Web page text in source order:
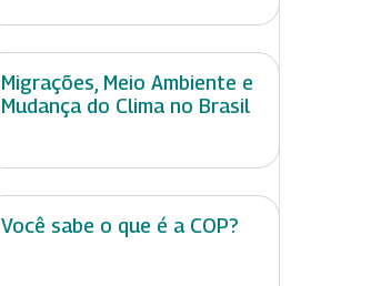
Migrações, Meio Ambiente e
Mudança do Clima no Brasil
Você sabe o que é a COP?